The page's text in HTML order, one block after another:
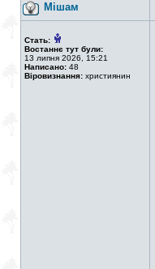
Мішам
Стать:
Востаннє тут були:
13 липня 2026, 15:21
Написано: 48
Віровизнання: християнин